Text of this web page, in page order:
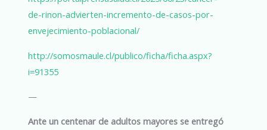
de-rinon-advierten-incremento-de-casos-por-
envejecimiento-poblacional/
http://somosmaule.cl/publico/ficha/ficha.aspx?
i=91355
—
Ante un centenar de adultos mayores se entregó